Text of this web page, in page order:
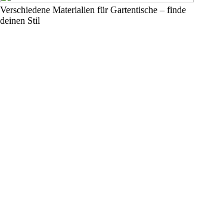
Verschiedene Materialien für Gartentische – finde
deinen Stil